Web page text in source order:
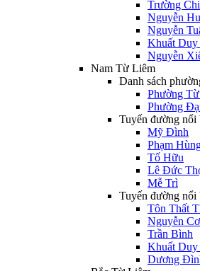
Trường
Nguyễn
Nguyễn
Khuất Duy
Nguyễn
Nam Từ Liêm
Danh sách
Phường
Phường
Tuyến đường nổi
Mỹ Đình
Phạm
Tố Hữu
Lê Đức
Mễ Trì
Tuyến đường nổi
Tôn Thất
Nguyễn
Trần Bình
Khuất Duy
Dương